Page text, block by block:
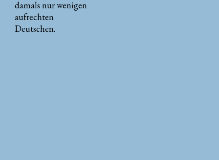
damals nur wenigen
aufrechten
Deutschen.